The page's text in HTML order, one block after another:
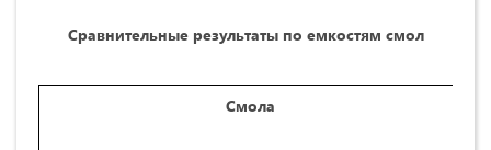
Сравнительные результаты по емкостям смол
Смола